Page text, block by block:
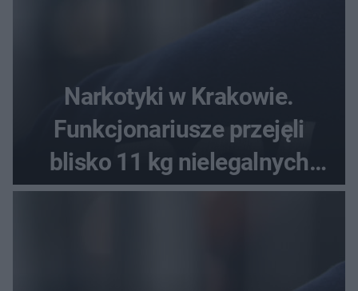
Narkotyki w Krakowie.
Funkcjonariusze przejęli
blisko 11 kg nielegalnych
substancji